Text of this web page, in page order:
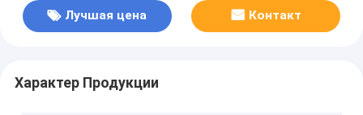
Лучшая цена Контакт
Характер Продукции